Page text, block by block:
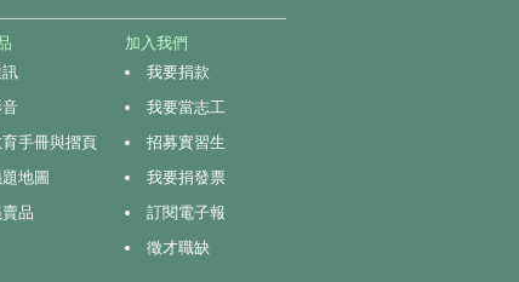
手冊與摺頁
地圖
品
加入我們
我要捐款
我要當志工
招募實習生
我要捐發票
訂閱電子報
徵才職缺